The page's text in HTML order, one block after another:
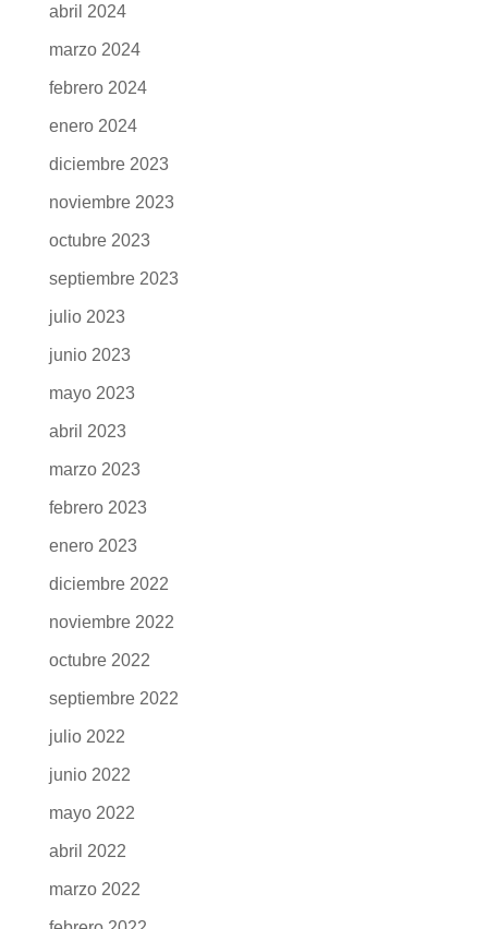
abril 2024
marzo 2024
febrero 2024
enero 2024
diciembre 2023
noviembre 2023
octubre 2023
septiembre 2023
julio 2023
junio 2023
mayo 2023
abril 2023
marzo 2023
febrero 2023
enero 2023
diciembre 2022
noviembre 2022
octubre 2022
septiembre 2022
julio 2022
junio 2022
mayo 2022
abril 2022
marzo 2022